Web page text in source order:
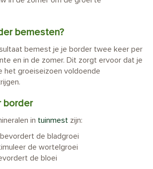
bemesten?
bemest je je border twee keer per
en in de zomer. Dit zorgt ervoor dat je
het groeiseizoen voldoende
border
in tuinmest zijn:
de bladgroei
de wortelgroei
de bloei